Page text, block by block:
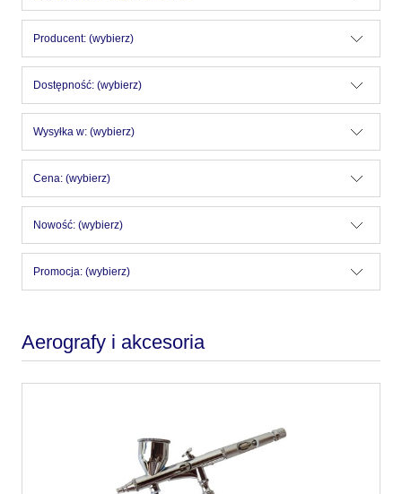
Producent: (wybierz)
Dostępność: (wybierz)
Wysyłka w: (wybierz)
Cena: (wybierz)
Nowość: (wybierz)
Promocja: (wybierz)
Aerografy i akcesoria